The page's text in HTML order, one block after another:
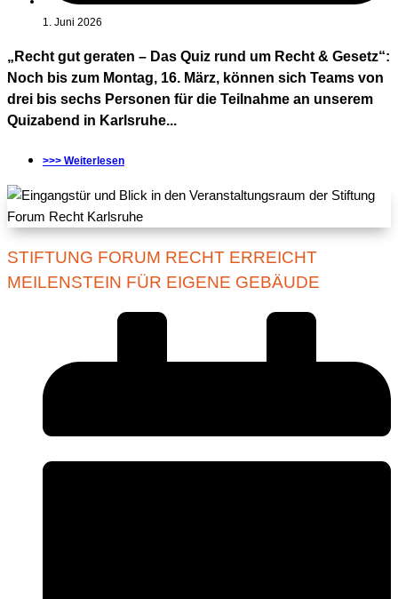
1. Juni 2026
„Recht gut geraten – Das Quiz rund um Recht & Gesetz“:
Noch bis zum Montag, 16. März, können sich Teams von
drei bis sechs Personen für die Teilnahme an unserem
Quizabend in Karlsruhe...
>>> Weiterlesen
STIFTUNG FORUM RECHT ERREICHT
MEILENSTEIN FÜR EIGENE GEBÄUDE